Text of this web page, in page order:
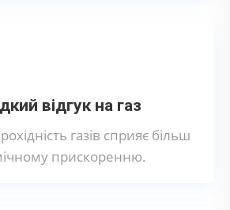
відгук на газ
газів сприяє більш
прискоренню.